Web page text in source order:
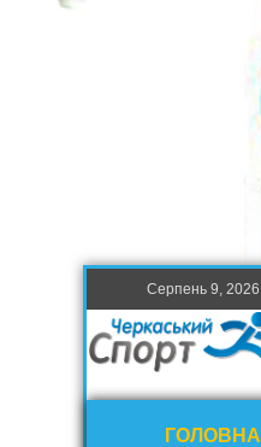
Серпень 9, 2026
ГОЛОВНА